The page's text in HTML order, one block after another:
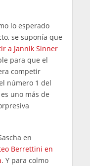
lo esperado
se suponía que
a Jannik Sinner
para que el
competir
número 1 del
uno más de
en
Berrettini en
. Y para colmo